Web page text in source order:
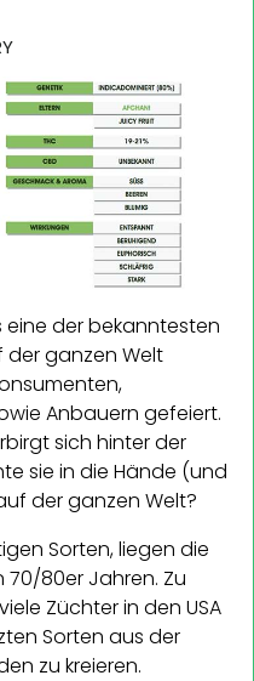
eine der bekanntesten
der ganzen Welt
Anbauern gefeiert.
sich hinter der
sie in die Hände (und
der ganzen Welt?
Sorten, liegen die
70/80er Jahren. Zu
Züchter in den USA
Sorten aus der
zu kreieren.